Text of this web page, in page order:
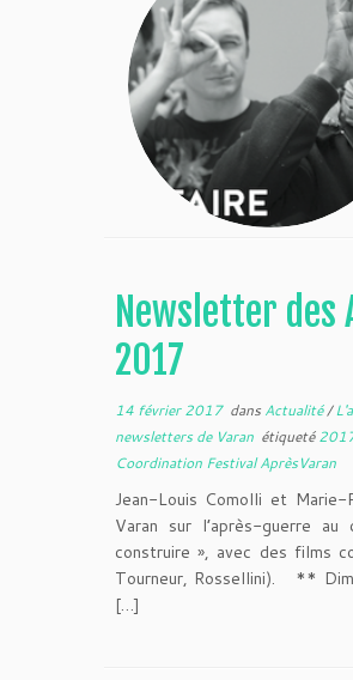
Newsletter
2017
14 février 2017dans Actualité/
newsletters de Varan étiqueté
Coordination Festival AprèsVaran
Jean-Louis Comolli et
Varan sur l’après-guerre
construire », avec des films
Tourneur, Rossellini). **
[…]